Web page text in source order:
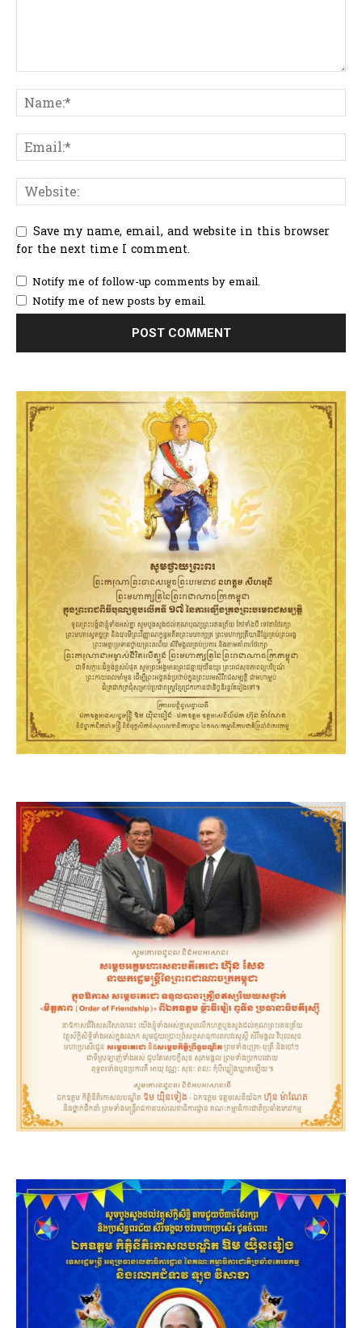
Save my name, email, and website in this browser
for the next time I comment.
Notify me of follow-up comments by email.
Notify me of new posts by email.